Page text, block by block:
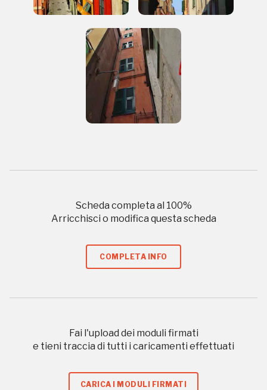
Scheda completa al 100%
Arricchisci o modifica questa scheda
COMPLETA INFO
Fai l'upload dei moduli firmati
e tieni traccia di tutti i caricamenti effettuati
CARICA I MODULI FIRMATI
I Luoghi del Cuore
Registrati alla newsletter
a quelle inerenti i luoghi più vicini e gli eventi
REGISTRATI
Regalati 365 giorni di arte e cultura nell'Italia
ISCRIVITI AL FAI
Scopri tutte le opportunità riservate agli iscritti